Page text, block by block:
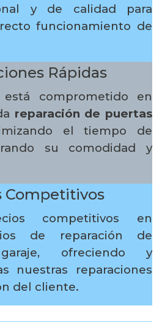
y de calidad para
funcionamiento de
Rápidas
comprometido en
reparación de puertas
el tiempo de
su comodidad y
Competitivos
competitivos en
de reparación de
ofreciendo y
nuestras reparaciones
del cliente.